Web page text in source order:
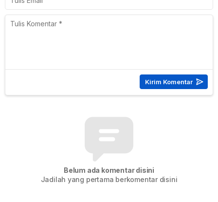
Belum ada komentar disini
Jadilah yang pertama berkomentar disini